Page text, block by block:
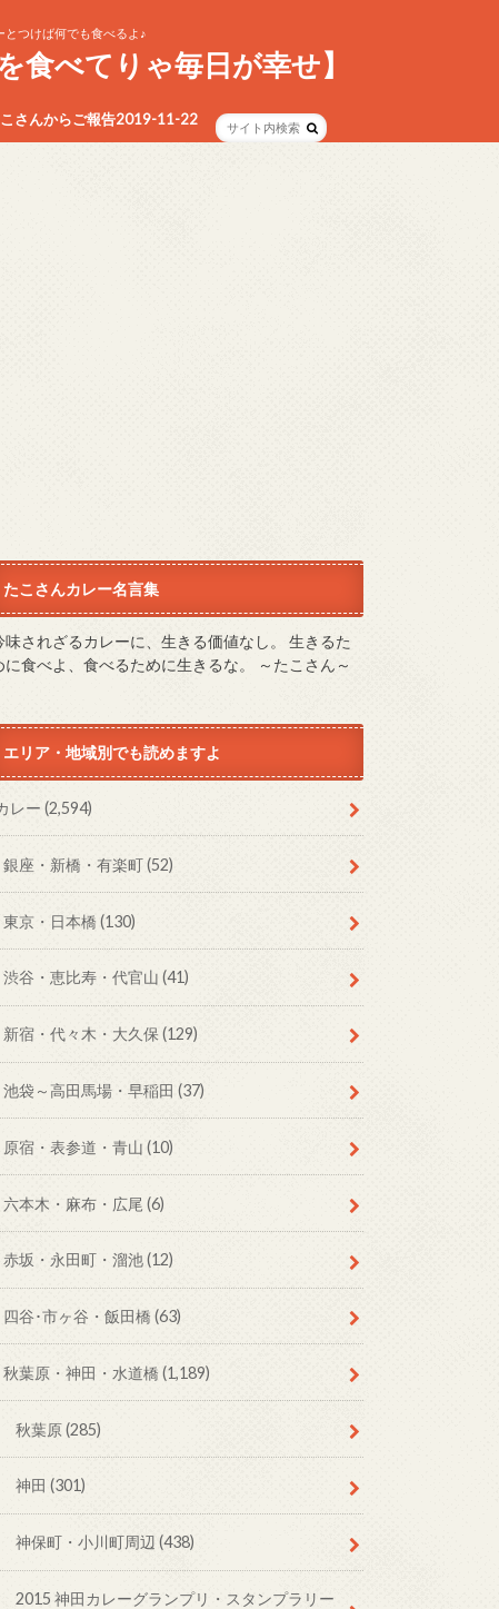
つけば何でも食べるよ♪
べてりゃ毎日が幸せ】
さんからご報告2019-11-22
たこさんカレー名言集
味されざるカレーに、生きる価値なし。 生きるた
に食べよ、食べるために生きるな。 ～たこさん～
エリア・地域別でも読めますよ
レー(2,594)
銀座・新橋・有楽町(52)
東京・日本橋 (130)
渋谷・恵比寿・代官山 (41)
新宿・代々木・大久保 (129)
池袋～高田馬場・早稲田 (37)
原宿・表参道・青山 (10)
六本木・麻布・広尾 (6)
赤坂・永田町・溜池(12)
四谷･市ヶ谷・飯田橋 (63)
秋葉原・神田・水道橋 (1,189)
秋葉原(285)
神田(301)
神保町・小川町周辺(438)
2015 神田カレーグランプリ・スタンプラリー